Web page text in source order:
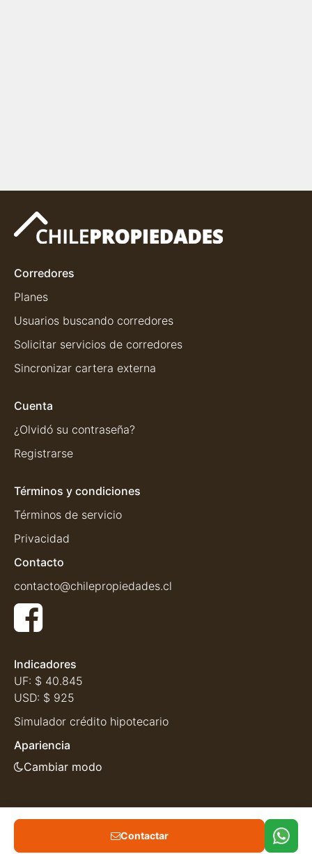
Contactar
Corredores
Planes
Usuarios buscando corredores
Solicitar servicios de corredores
Sincronizar cartera externa
Cuenta
¿Olvidó su contraseña?
Registrarse
Términos y condiciones
Términos de servicio
Privacidad
Contacto
contacto@chilepropiedades.cl
Indicadores
UF: $ 40.845
USD: $ 925
Simulador crédito hipotecario
Apariencia
Cambiar modo